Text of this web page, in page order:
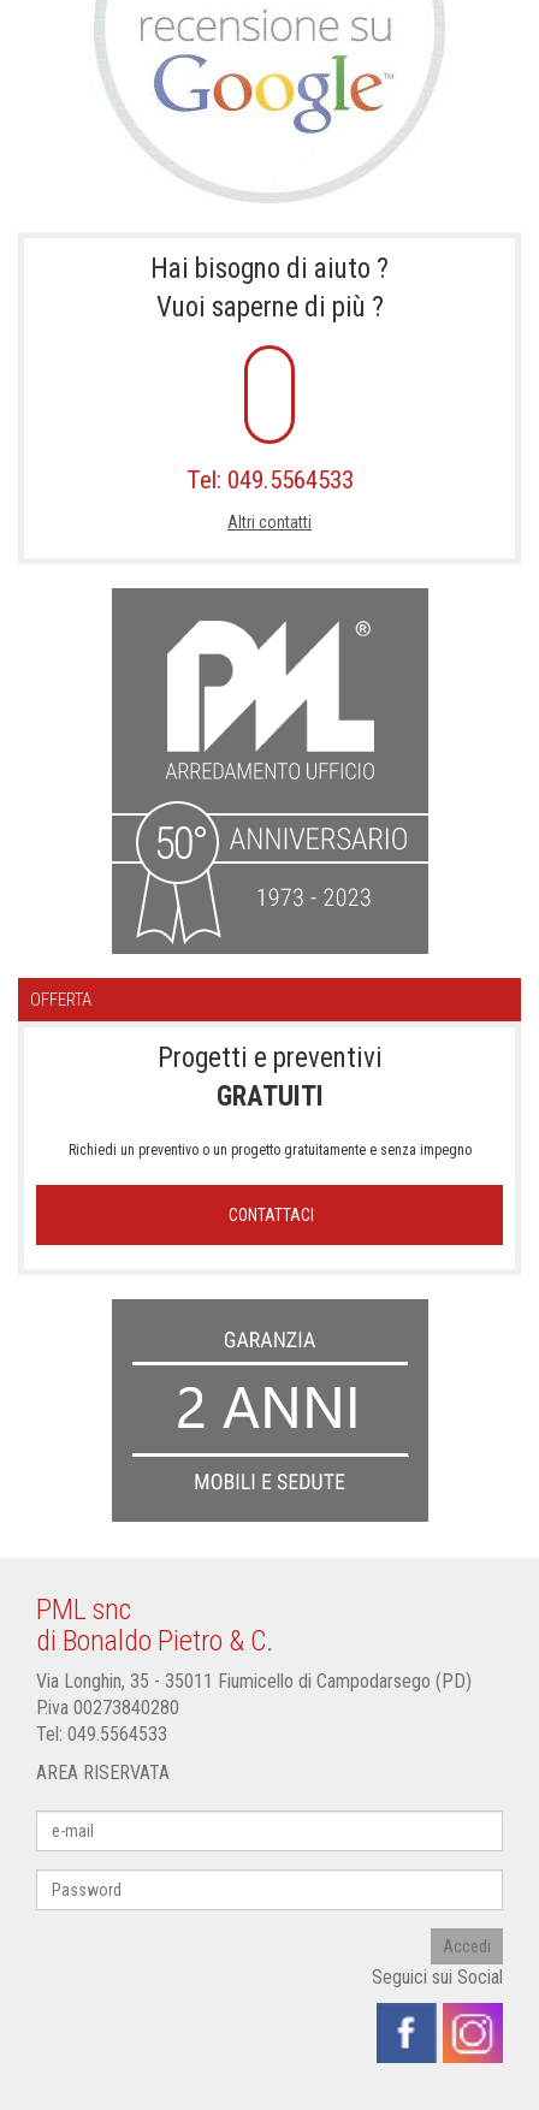
Hai bisogno di aiuto ?
Vuoi saperne di più ?
Tel: 049.5564533
Altri contatti
OFFERTA
Progetti e preventivi
GRATUITI
Richiedi un preventivo o un progetto gratuitamente e senza impegno
CONTATTACI
PML snc
di Bonaldo Pietro & C.
Via Longhin, 35 - 35011 Fiumicello di Campodarsego (PD)
P.iva 00273840280
Tel: 049.5564533
AREA RISERVATA
Accedi
Seguici sui Social